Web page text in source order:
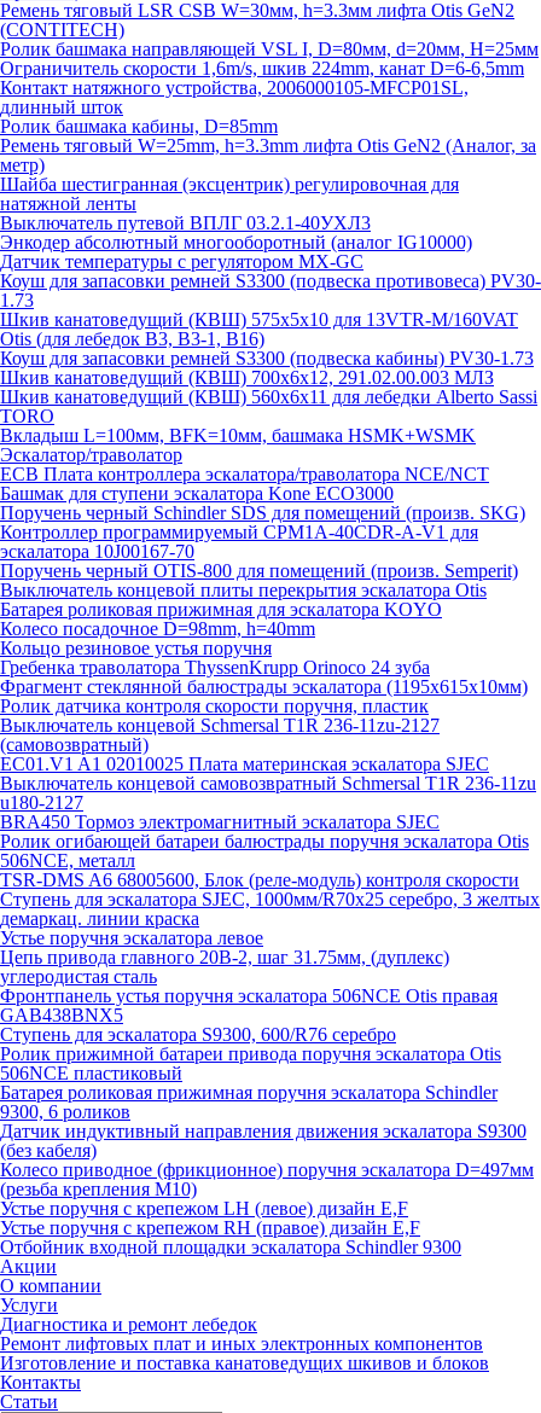
Ремень тяговый LSR CSB W=30мм, h=3.3мм лифта Otis GeN2
(CONTITECH)
Ролик башмака направляющей VSL I, D=80мм, d=20мм, H=25мм
Ограничитель скорости 1,6m/s, шкив 224mm, канат D=6-6,5mm
Контакт натяжного устройства, 2006000105-MFCP01SL,
длинный шток
Ролик башмака кабины, D=85mm
Ремень тяговый W=25mm, h=3.3mm лифта Otis GeN2 (Аналог, за
метр)
Шайба шестигранная (эксцентрик) регулировочная для
натяжной ленты
Выключатель путевой ВПЛГ 03.2.1-40УХЛ3
Энкодер абсолютный многооборотный (аналог IG10000)
Датчик температуры с регулятором MX-GC
Коуш для запасовки ремней S3300 (подвеска противовеса) PV30-
1.73
Шкив канатоведущий (КВШ) 575х5х10 для 13VTR-M/160VAT
Otis (для лебедок B3, B3-1, B16)
Коуш для запасовки ремней S3300 (подвеска кабины) PV30-1.73
Шкив канатоведущий (КВШ) 700х6х12, 291.02.00.003 МЛЗ
Шкив канатоведущий (КВШ) 560х6х11 для лебедки Alberto Sassi
TORO
Вкладыш L=100мм, BFK=10мм, башмака HSMK+WSMK
Эскалатор/траволатор
ECB Плата контроллера эскалатора/траволатора NCE/NCT
Башмак для ступени эскалатора Kone ECO3000
Поручень черный Schindler SDS для помещений (произв. SKG)
Контроллер программируемый CPM1A-40CDR-A-V1 для
эскалатора 10J00167-70
Поручень черный OTIS-800 для помещений (произв. Semperit)
Выключатель концевой плиты перекрытия эскалатора Otis
Батарея роликовая прижимная для эскалатора KOYO
Колесо посадочное D=98mm, h=40mm
Кольцо резиновое устья поручня
Гребенка траволатора ThyssenKrupp Orinoco 24 зуба
Фрагмент стеклянной балюстрады эскалатора (1195х615х10мм)
Ролик датчика контроля скорости поручня, пластик
Выключатель концевой Schmersal T1R 236-11zu-2127
(самовозвратный)
EC01.V1 A1 02010025 Плата материнская эскалатора SJEC
Выключатель концевой самовозвратный Schmersal T1R 236-11zu
u180-2127
BRA450 Тормоз электромагнитный эскалатора SJEC
Ролик огибающей батареи балюстрады поручня эскалатора Otis
506NCE, металл
TSR-DMS A6 68005600, Блок (реле-модуль) контроля скорости
Ступень для эскалатора SJEC, 1000мм/R70x25 серебро, 3 желтых
демаркац. линии краска
Устье поручня эскалатора левое
Цепь привода главного 20B-2, шаг 31.75мм, (дуплекс)
углеродистая сталь
Фронтпанель устья поручня эскалатора 506NCE Otis правая
GAB438BNX5
Ступень для эскалатора S9300, 600/R76 серебро
Ролик прижимной батареи привода поручня эскалатора Otis
506NCE пластиковый
Батарея роликовая прижимная поручня эскалатора Schindler
9300, 6 роликов
Датчик индуктивный направления движения эскалатора S9300
(без кабеля)
Колесо приводное (фрикционное) поручня эскалатора D=497мм
(резьба крепления M10)
Устье поручня с крепежом LH (левое) дизайн E,F
Устье поручня с крепежом RH (правое) дизайн E,F
Отбойник входной площадки эскалатора Schindler 9300
Акции
О компании
Услуги
Диагностика и ремонт лебедок
Ремонт лифтовых плат и иных электронных компонентов
Изготовление и поставка канатоведущих шкивов и блоков
Контакты
Статьи